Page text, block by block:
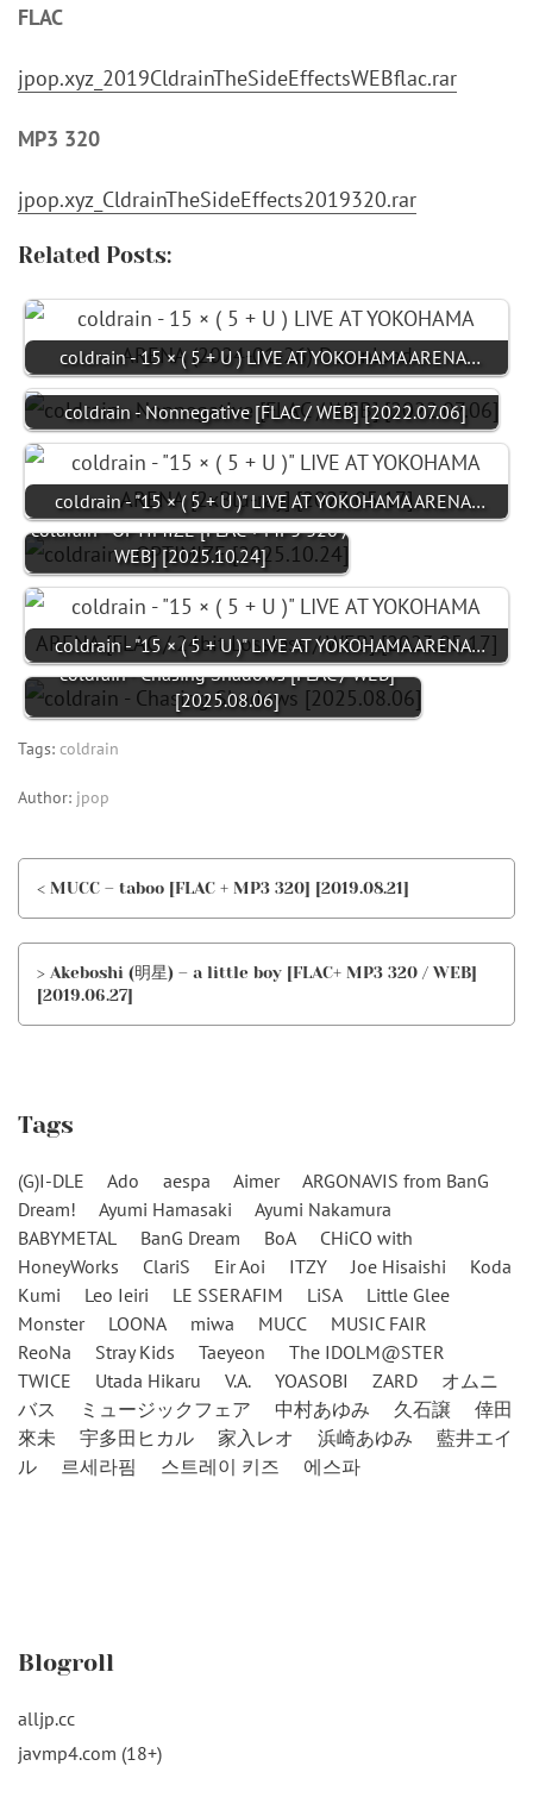
FLAC
jpop.xyz_2019CldrainTheSideEffectsWEBflac.rar
MP3 320
jpop.xyz_CldrainTheSideEffects2019320.rar
Related Posts:
coldrain - 15 × ( 5 + U ) LIVE AT YOKOHAMA ARENA…
coldrain - Nonnegative [FLAC / WEB] [2022.07.06]
coldrain - "15 × ( 5 + U )" LIVE AT YOKOHAMA ARENA…
coldrain - OPTIMIZE [FLAC + MP3 320 /
WEB] [2025.10.24]
coldrain - "15 × ( 5 + U )" LIVE AT YOKOHAMA ARENA…
coldrain - Chasing Shadows [FLAC / WEB]
[2025.08.06]
Tags: coldrain
Author: jpop
< MUCC – taboo [FLAC + MP3 320] [2019.08.21]
> Akeboshi (明星) – a little boy [FLAC+ MP3 320 / WEB]
[2019.06.27]
Tags
(G)I-DLE Ado aespa Aimer
ARGONAVIS from BanG
Dream!
Ayumi Hamasaki
Ayumi Nakamura
BABYMETAL
BanG Dream BoA
CHiCO with
HoneyWorks
ClariS Eir Aoi ITZY Joe Hisaishi
Koda
Kumi
Leo Ieiri LE SSERAFIM LiSA
Little Glee
Monster
LOONA miwa MUCC
MUSIC FAIR
ReoNa
Stray Kids Taeyeon
The IDOLM@STER
TWICE
Utada Hikaru V.A. YOASOBI ZARD
オムニ
バス
ミュージックフェア 中村あゆみ 久石譲
倖田
來未
宇多田ヒカル 家入レオ 浜崎あゆみ
藍井エイ
ル
르세라핌 스트레이 키즈 에스파
Blogroll
alljp.cc
javmp4.com (18+)